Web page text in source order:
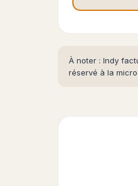
À noter : Indy
réservé à la